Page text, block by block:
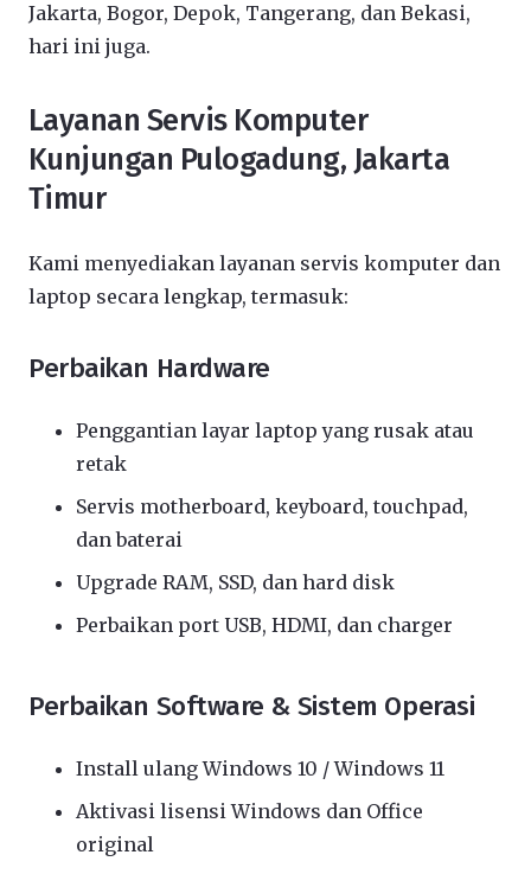
Jakarta, Bogor, Depok, Tangerang, dan Bekasi,
hari ini juga.
Layanan Servis Komputer
Kunjungan Pulogadung, Jakarta
Timur
Kami menyediakan layanan servis komputer dan
laptop secara lengkap, termasuk:
Perbaikan Hardware
Penggantian layar laptop yang rusak atau
retak
Servis motherboard, keyboard, touchpad,
dan baterai
Upgrade RAM, SSD, dan hard disk
Perbaikan port USB, HDMI, dan charger
Perbaikan Software & Sistem Operasi
Install ulang Windows 10 / Windows 11
Aktivasi lisensi Windows dan Office
original